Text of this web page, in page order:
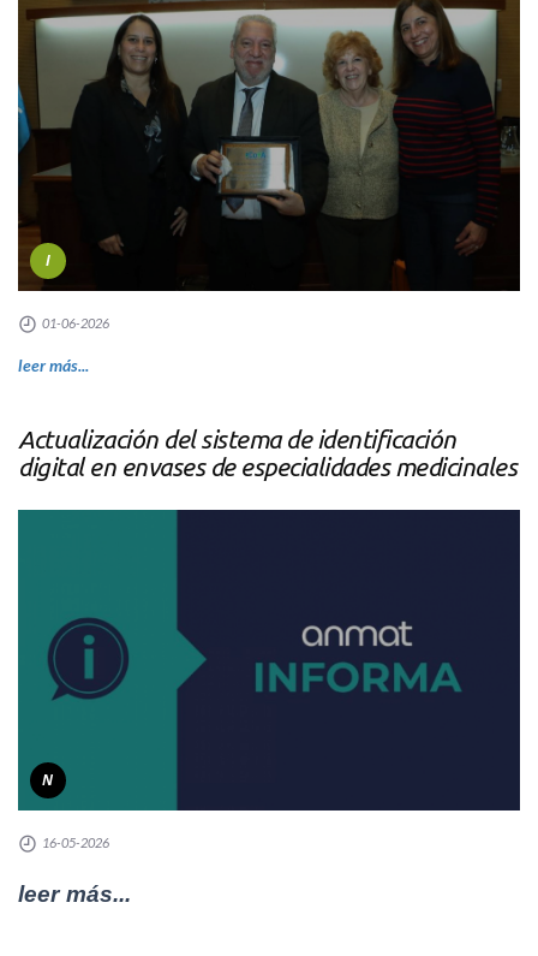
I
01-06-2026
leer más...
Actualización del sistema de identificación
digital en envases de especialidades medicinales
N
16-05-2026
leer más...